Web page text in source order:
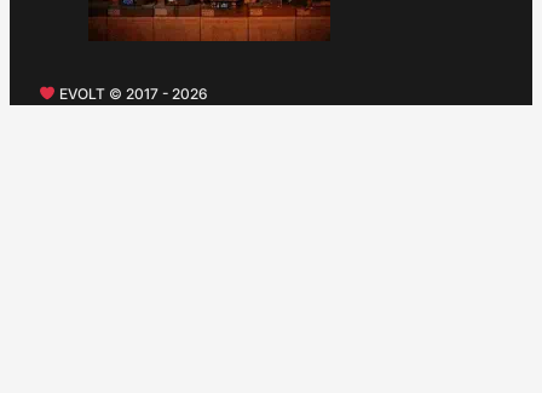
EVOLT © 2017 - 2026